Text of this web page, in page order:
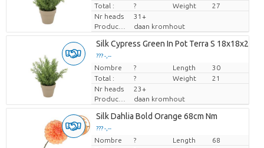
Total :
? Weight
27
Nr heads
31+
Producteur
daan kromhout
Silk Cypress Green In Pot Terra S
??? -,--
Prix par pièce
Nombre ? Length
30
Total :
? Weight
21
Nr heads
23+
Producteur
daan kromhout
Silk Dahlia Bold Orange 68cm Nm
??? -,--
Prix par pièce
Nombre ? Length
68